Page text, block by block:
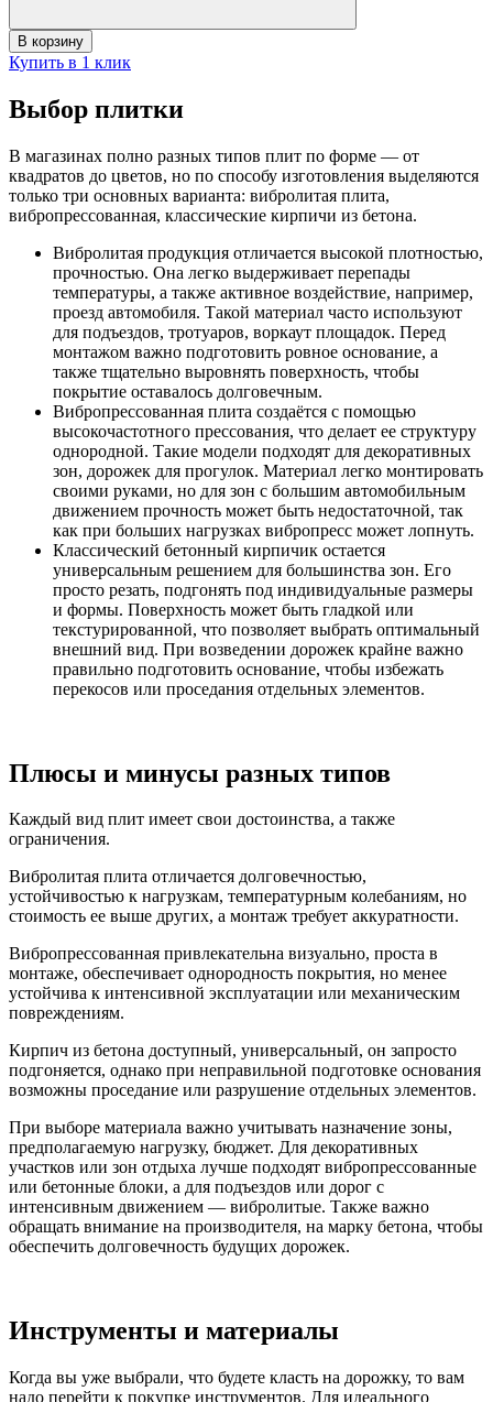
В корзину
Купить в 1 клик
Выбор плитки
В магазинах полно разных типов плит по форме — от
квадратов до цветов, но по способу изготовления выделяются
только три основных варианта: вибролитая плита,
вибропрессованная, классические кирпичи из бетона.
Вибролитая продукция отличается высокой плотностью,
прочностью. Она легко выдерживает перепады
температуры, а также активное воздействие, например,
проезд автомобиля. Такой материал часто используют
для подъездов, тротуаров, воркаут площадок. Перед
монтажом важно подготовить ровное основание, а
также тщательно выровнять поверхность, чтобы
покрытие оставалось долговечным.
Вибропрессованная плита создаётся с помощью
высокочастотного прессования, что делает ее структуру
однородной. Такие модели подходят для декоративных
зон, дорожек для прогулок. Материал легко монтировать
своими руками, но для зон с большим автомобильным
движением прочность может быть недостаточной, так
как при больших нагрузках вибропресс может лопнуть.
Классический бетонный кирпичик остается
универсальным решением для большинства зон. Его
просто резать, подгонять под индивидуальные размеры
и формы. Поверхность может быть гладкой или
текстурированной, что позволяет выбрать оптимальный
внешний вид. При возведении дорожек крайне важно
правильно подготовить основание, чтобы избежать
перекосов или проседания отдельных элементов.
Плюсы и минусы разных типов
Каждый вид плит имеет свои достоинства, а также
ограничения.
Вибролитая плита отличается долговечностью,
устойчивостью к нагрузкам, температурным колебаниям, но
стоимость ее выше других, а монтаж требует аккуратности.
Вибропрессованная привлекательна визуально, проста в
монтаже, обеспечивает однородность покрытия, но менее
устойчива к интенсивной эксплуатации или механическим
повреждениям.
Кирпич из бетона доступный, универсальный, он запросто
подгоняется, однако при неправильной подготовке основания
возможны проседание или разрушение отдельных элементов.
При выборе материала важно учитывать назначение зоны,
предполагаемую нагрузку, бюджет. Для декоративных
участков или зон отдыха лучше подходят вибропрессованные
или бетонные блоки, а для подъездов или дорог с
интенсивным движением — вибролитые. Также важно
обращать внимание на производителя, на марку бетона, чтобы
обеспечить долговечность будущих дорожек.
Инструменты и материалы
Когда вы уже выбрали, что будете класть на дорожку, то вам
надо перейти к покупке инструментов. Для идеального